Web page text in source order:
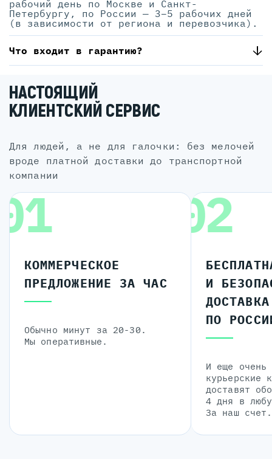
рабочий день по Москве и Санкт-
Петербургу, по России — 3–5 рабочих дней
(в зависимости от региона и перевозчика).
Что входит в гарантию?
НАСТОЯЩИЙ
КЛИЕНТСКИЙ СЕРВИС
для людей, а не для галочки: без мелочей
вроде платной доставки до транспортной
компании
КОММЕРЧЕСКОЕ
ПРЕДЛОЖЕНИЕ ЗА ЧАС
Обычно минут за 20-30.
Мы оперативные.
02
И
ДОСТАВКА
ПО
И еще очень
курьерские
доставят
4 дня в
За наш счет.